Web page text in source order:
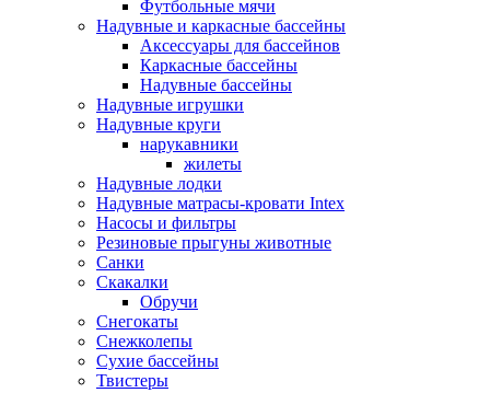
Футбольные мячи
Надувные и каркасные бассейны
Аксессуары для бассейнов
Каркасные бассейны
Надувные бассейны
Надувные игрушки
Надувные круги
нарукавники
жилеты
Надувные лодки
Надувные матрасы-кровати Intex
Насосы и фильтры
Резиновые прыгуны животные
Санки
Скакалки
Обручи
Снегокаты
Снежколепы
Сухие бассейны
Твистеры